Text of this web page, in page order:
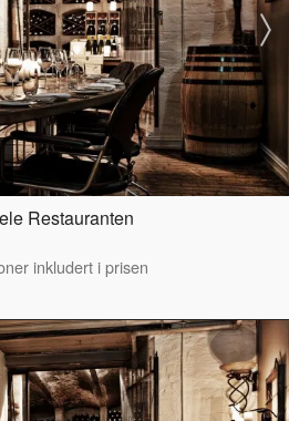
Restauranten
inkludert i prisen